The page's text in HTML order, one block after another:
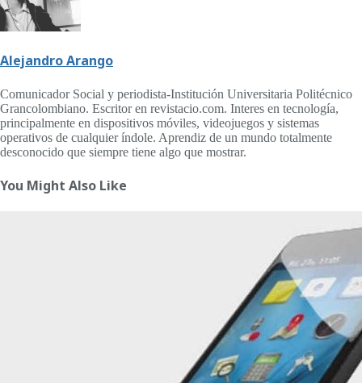
Alejandro Arango
Comunicador Social y periodista-Institución Universitaria Politécnico
Grancolombiano. Escritor en revistacio.com. Interes en tecnología,
principalmente en dispositivos móviles, videojuegos y sistemas
operativos de cualquier índole. Aprendiz de un mundo totalmente
desconocido que siempre tiene algo que mostrar.
You Might Also Like